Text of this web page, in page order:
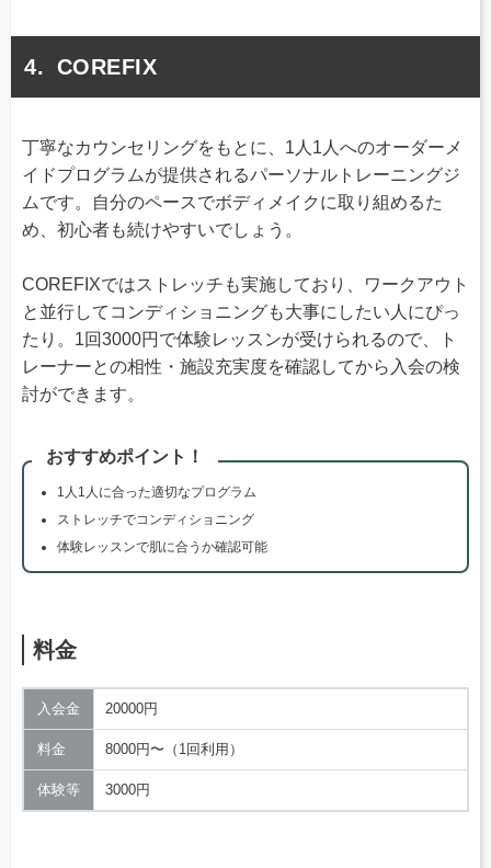
COREFIX
丁寧なカウンセリングをもとに、1人1人へのオーダーメ
イドプログラムが提供されるパーソナルトレーニングジ
ムです。自分のペースでボディメイクに取り組めるた
め、初心者も続けやすいでしょう。
COREFIXではストレッチも実施しており、ワークアウト
と並行してコンディショニングも大事にしたい人にぴっ
たり。1回3000円で体験レッスンが受けられるので、ト
レーナーとの相性・施設充実度を確認してから入会の検
討ができます。
おすすめポイント！
1人1人に合った適切なプログラム
ストレッチでコンディショニング
体験レッスンで肌に合うか確認可能
料金
入会金 20000円
料金 8000円〜（1回利用）
体験等 3000円